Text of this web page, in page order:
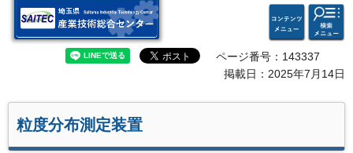
埼玉県 産業技術総合セン
コンテ
ンツメ
ニュー
検索・
共通メ
ニュー
ページ番号：143337
掲載日：2025年7月14日
粒度分布測定装置